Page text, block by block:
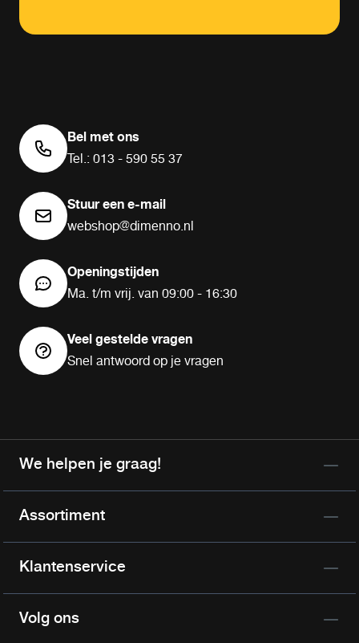
Bel met ons
Tel.: 013 - 590 55 37
Stuur een e-mail
webshop@dimenno.nl
Openingstijden
Ma. t/m vrij. van 09:00 - 16:30
Veel gestelde vragen
Snel antwoord op je vragen
We helpen je graag!
Assortiment
Klantenservice
Volg ons